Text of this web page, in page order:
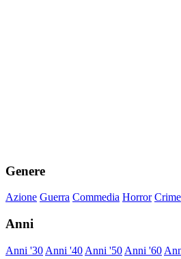
Genere
Azione Guerra Commedia Horror Crime
Anni
Anni '30 Anni '40 Anni '50 Anni '60